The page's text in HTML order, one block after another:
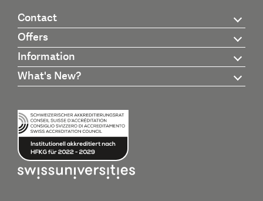
Contact
Offers
Information
What's New?